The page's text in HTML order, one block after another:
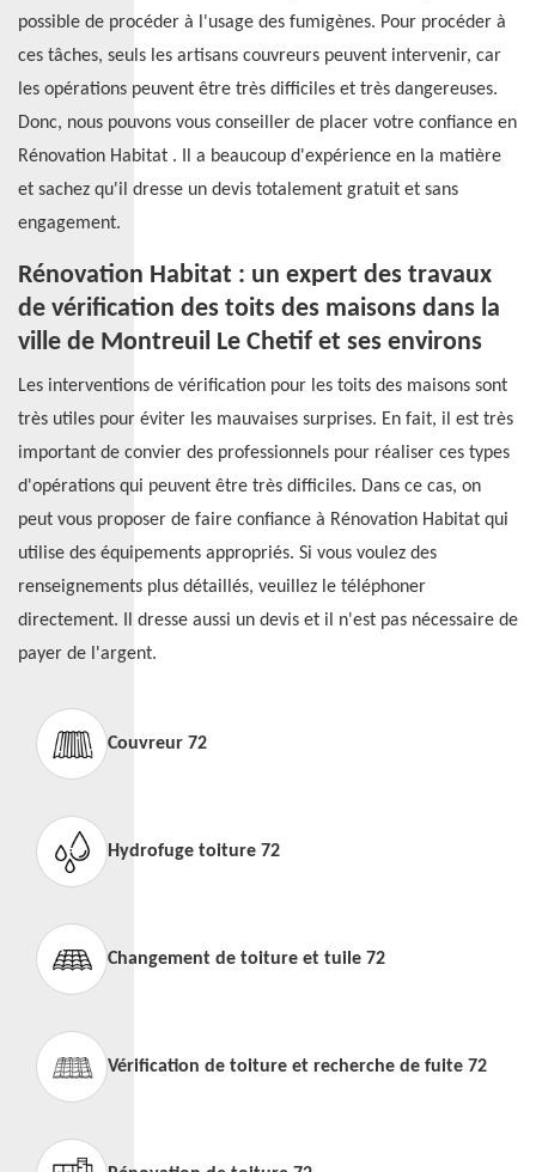
possible de procéder à l'usage des fumigènes. Pour procéder à
ces tâches, seuls les artisans couvreurs peuvent intervenir, car
les opérations peuvent être très difficiles et très dangereuses.
Donc, nous pouvons vous conseiller de placer votre confiance en
Rénovation Habitat . Il a beaucoup d'expérience en la matière
et sachez qu'il dresse un devis totalement gratuit et sans
engagement.
Rénovation Habitat : un expert des travaux
de vérification des toits des maisons dans la
ville de Montreuil Le Chetif et ses environs
Les interventions de vérification pour les toits des maisons sont
très utiles pour éviter les mauvaises surprises. En fait, il est très
important de convier des professionnels pour réaliser ces types
d'opérations qui peuvent être très difficiles. Dans ce cas, on
peut vous proposer de faire confiance à Rénovation Habitat qui
utilise des équipements appropriés. Si vous voulez des
renseignements plus détaillés, veuillez le téléphoner
directement. Il dresse aussi un devis et il n'est pas nécessaire de
payer de l'argent.
Couvreur 72
Hydrofuge toiture 72
Changement de toiture et tuile 72
Vérification de toiture et recherche de fuite 72